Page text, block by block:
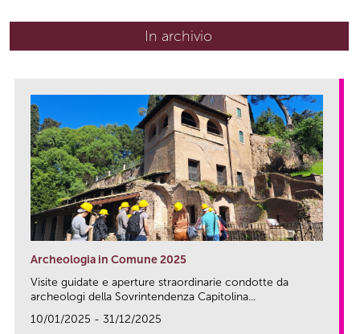
In archivio
Archeologia in Comune 2025
Visite guidate e aperture straordinarie condotte da
archeologi della Sovrintendenza Capitolina...
10/01/2025 - 31/12/2025